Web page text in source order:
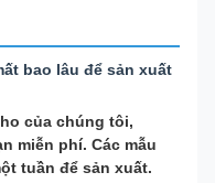
bao lâu để sản xuất
của chúng tôi,
miễn phí. Các mẫu
tuần để sản xuất.